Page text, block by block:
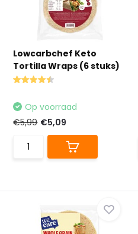
Lowcarbchef Keto
Tortilla Wraps (6 stuks)
Op voorraad
€5,99 €5,09